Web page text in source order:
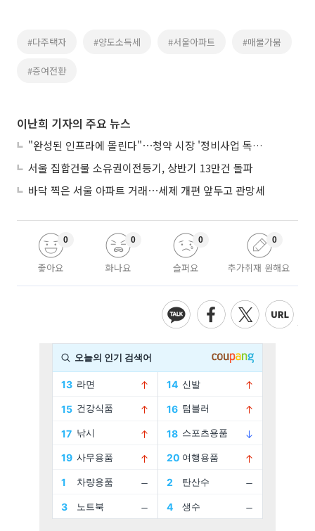
#다주택자 #양도소득세 #서울아파트 #매물가뭄
#증여전환
이난희 기자의 주요 뉴스
"완성된 인프라에 몰린다"⋯청약 시장 '정비사업 독주' 42배 격차
서울 집합건물 소유권이전등기, 상반기 13만건 돌파
바닥 찍은 서울 아파트 거래⋯세제 개편 앞두고 관망세
좋아요
0
화나요
0
슬퍼요
0
추가취재 원해요
0